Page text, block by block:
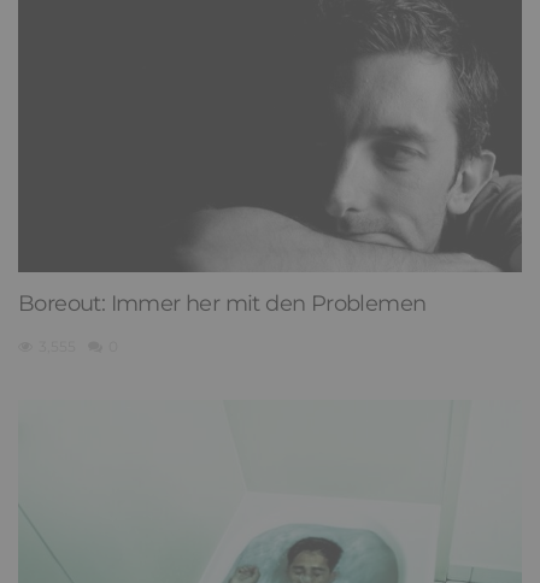
Boreout: Immer her mit den Problemen